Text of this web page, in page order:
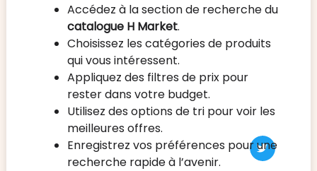
Accédez à la section de recherche du
catalogue H Market.
Choisissez les catégories de produits
qui vous intéressent.
Appliquez des filtres de prix pour
rester dans votre budget.
Utilisez des options de tri pour voir les
meilleures offres.
Enregistrez vos préférences pour une
recherche rapide à l’avenir.